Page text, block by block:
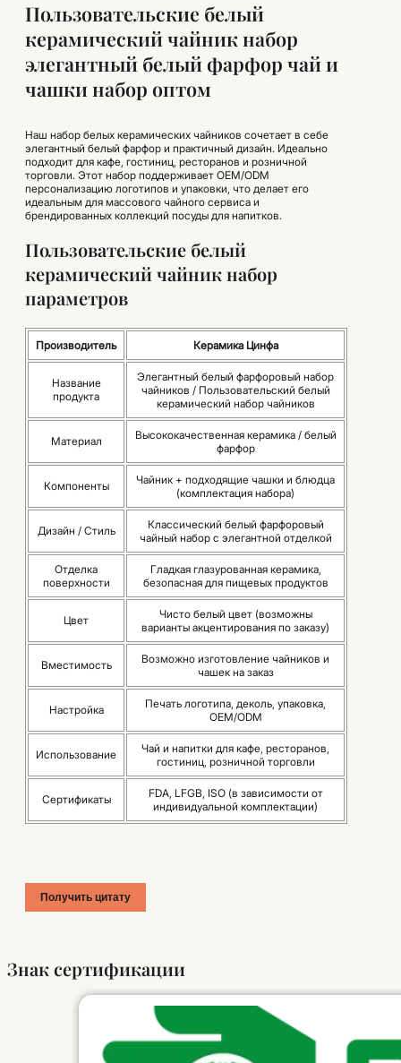
Пользовательские белый
керамический чайник набор
элегантный белый фарфор чай и
чашки набор оптом
Наш набор белых керамических чайников сочетает в себе
элегантный белый фарфор и практичный дизайн. Идеально
подходит для кафе, гостиниц, ресторанов и розничной
торговли. Этот набор поддерживает OEM/ODM
персонализацию логотипов и упаковки, что делает его
идеальным для массового чайного сервиса и
брендированных коллекций посуды для напитков.
Пользовательские белый
керамический чайник набор
параметров
Производитель Керамика Цинфа
Название
продукта
Элегантный белый фарфоровый набор
чайников / Пользовательский белый
керамический набор чайников
Материал
Высококачественная керамика / белый
фарфор
Компоненты
Чайник + подходящие чашки и блюдца
(комплектация набора)
Дизайн / Стиль
Классический белый фарфоровый
чайный набор с элегантной отделкой
Отделка
поверхности
Гладкая глазурованная керамика,
безопасная для пищевых продуктов
Цвет
Чисто белый цвет (возможны
варианты акцентирования по заказу)
Вместимость
Возможно изготовление чайников и
чашек на заказ
Настройка
Печать логотипа, деколь, упаковка,
OEM/ODM
Использование
Чай и напитки для кафе, ресторанов,
гостиниц, розничной торговли
Сертификаты
FDA, LFGB, ISO (в зависимости от
индивидуальной комплектации)
Получить цитату
Знак сертификации